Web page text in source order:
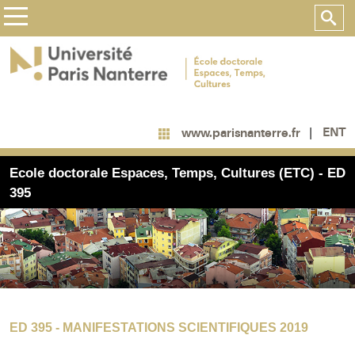
www.parisnanterre.fr ENT
Ecole doctorale Espaces, Temps, Cultures (ETC) - ED
395
ED 395 - MANIFESTATIONS SCIENTIFIQUES 2019